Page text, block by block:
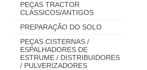
PEÇAS TRACTOR
CLASSICOS/ANTIGOS
PREPARAÇÃO DO SOLO
PEÇAS CISTERNAS /
ESPALHADORES DE
ESTRUME / DISTRIBUIDORES
/ PULVERIZADORES